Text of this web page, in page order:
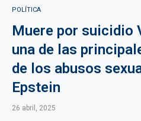
POLÍTICA
Muere por suicidio
una de las
de los abusos
Epstein
26 abril, 2025